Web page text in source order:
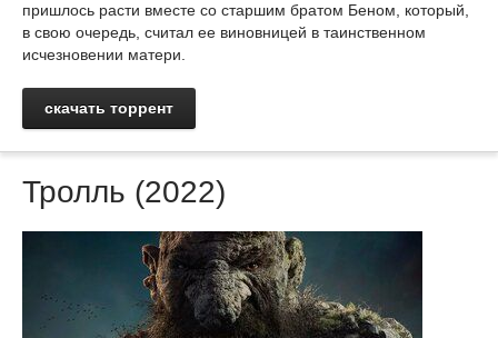
пришлось расти вместе со старшим братом Беном, который,
в свою очередь, считал ее виновницей в таинственном
исчезновении матери.
скачать торрент
Тролль (2022)